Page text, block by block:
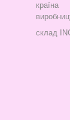
країна
склад